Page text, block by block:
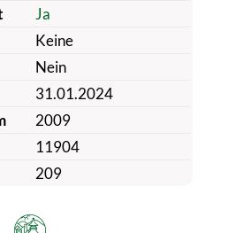
Ja
Keine
Nein
31.01.2024
2009
11904
209